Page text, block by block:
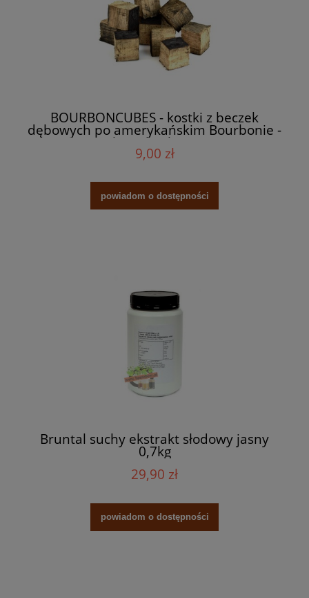
BOURBONCUBES - kostki z beczek
dębowych po amerykańskim Bourbonie -
5 kostek (ok. 50g)
9,00 zł
powiadom o dostępności
Bruntal suchy ekstrakt słodowy jasny
0,7kg
29,90 zł
powiadom o dostępności